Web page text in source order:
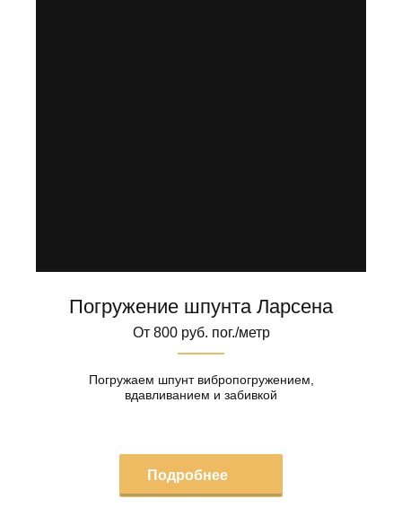
Погружение шпунта Ларсена
От 800 руб. пог./метр
Погружаем шпунт вибропогружением,
вдавливанием и забивкой
Подробнее